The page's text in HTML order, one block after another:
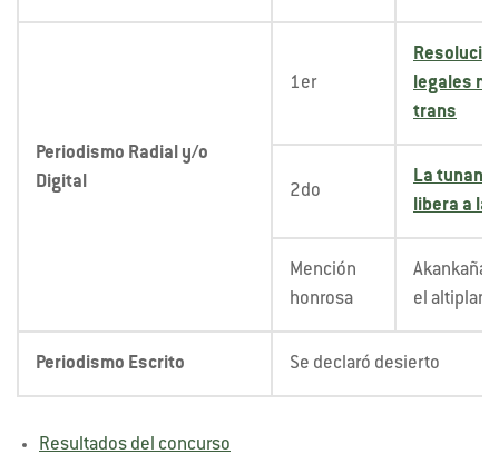
Periodismo Radial y/o
Digital
1er
legales
trans
2do
La
libera a la
Mención
honrosa
Akankaña:
el altiplano
Periodismo Escrito Se declaró desierto
Resultados del concurso